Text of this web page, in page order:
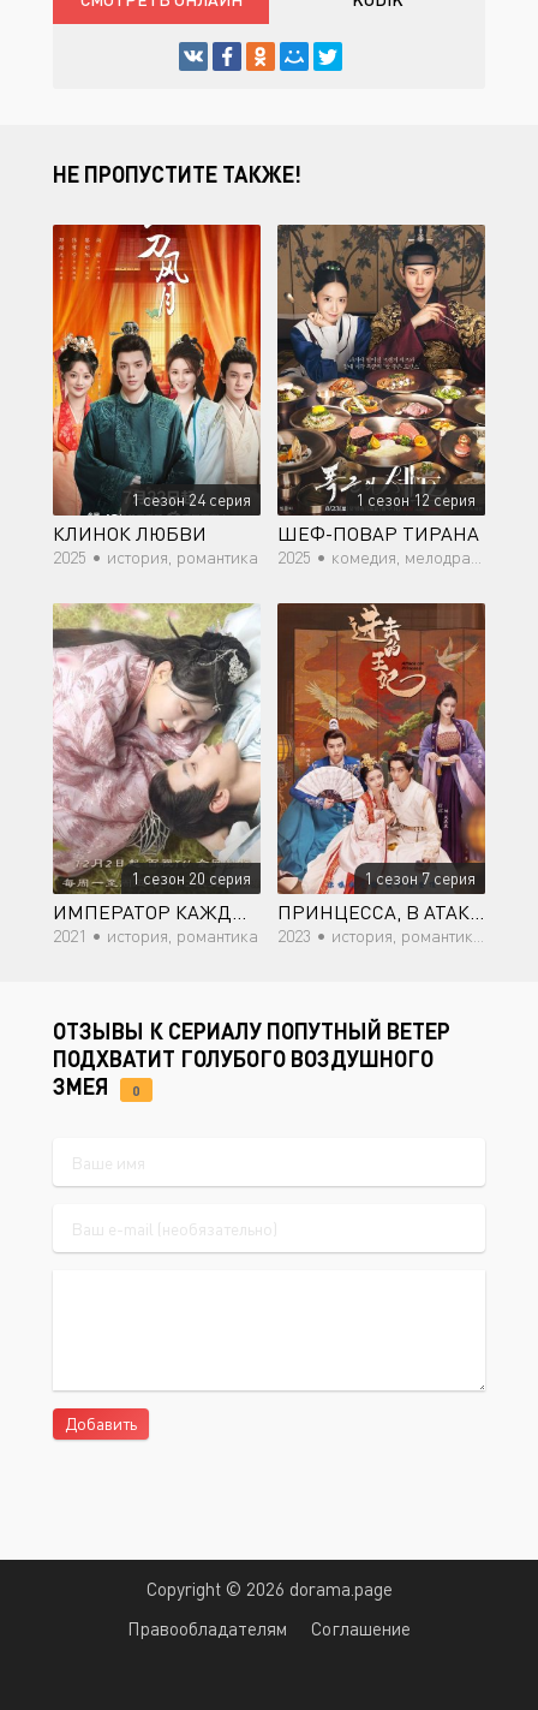
НЕ ПРОПУСТИТЕ ТАКЖЕ!
1 сезон 24 серия
КЛИНОК ЛЮБВИ
2025 • история, романтика
1 сезон 12 серия
ШЕФ-ПОВАР ТИРАНА
2025 • комедия, мелодрама, фэнтези, история, романтика
1 сезон 20 серия
ИМПЕРАТОР КАЖДЫЙ ДЕНЬ ЖЕЛАЕТ СВЕРГНУТЬ ИМПЕРАТРИЦУ
2021 • история, романтика
1 сезон 7 серия
ПРИНЦЕССА, В АТАКУ!
2023 • история, романтика, драма
ОТЗЫВЫ К СЕРИАЛУ ПОПУТНЫЙ ВЕТЕР
ПОДХВАТИТ ГОЛУБОГО ВОЗДУШНОГО
ЗМЕЯ
0
Добавить
Copyright © 2026 dorama.page
Правообладателям
Соглашение